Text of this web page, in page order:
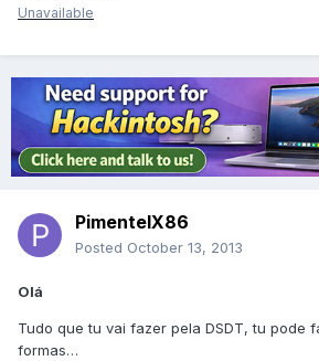
Unavailable
PimentelX86
Posted October 13, 2013
Olá
Tudo que tu vai fazer pela DSDT, tu pode
formas…